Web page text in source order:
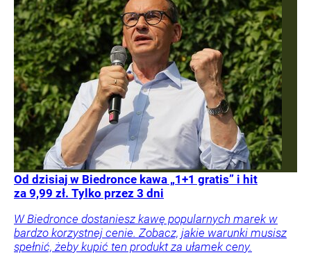
Od dzisiaj w Biedronce kawa „1+1 gratis” i hit
za 9,99 zł. Tylko przez 3 dni
W Biedronce dostaniesz kawę popularnych marek w
bardzo korzystnej cenie. Zobacz, jakie warunki musisz
spełnić, żeby kupić ten produkt za ułamek ceny.